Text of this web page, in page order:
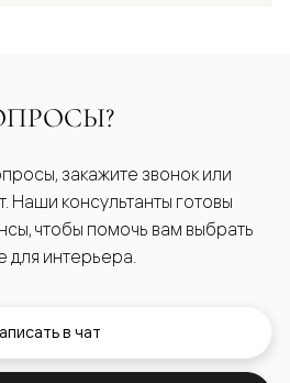
закажите звонок или
Наши консультанты готовы
чтобы помочь вам выбрать
интерьера.
в чат